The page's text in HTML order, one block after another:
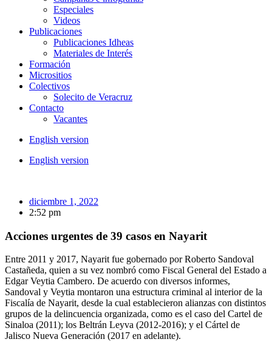
Especiales
Videos
Publicaciones
Publicaciones Idheas
Materiales de Interés
Formación
Micrositios
Colectivos
Solecito de Veracruz
Contacto
Vacantes
English version
English version
diciembre 1, 2022
2:52 pm
Acciones urgentes de 39 casos en Nayarit
Entre 2011 y 2017, Nayarit fue gobernado por Roberto Sandoval
Castañeda, quien a su vez nombró como Fiscal General del Estado a
Edgar Veytia Cambero. De acuerdo con diversos informes,
Sandoval y Veytia montaron una estructura criminal al interior de la
Fiscalía de Nayarit, desde la cual establecieron alianzas con distintos
grupos de la delincuencia organizada, como es el caso del Cartel de
Sinaloa (2011); los Beltrán Leyva (2012-2016); y el Cártel de
Jalisco Nueva Generación (2017 en adelante).